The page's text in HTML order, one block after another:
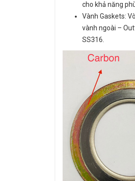
cho khả năng
Vành Gaskets:
vành ngoài –
SS316.